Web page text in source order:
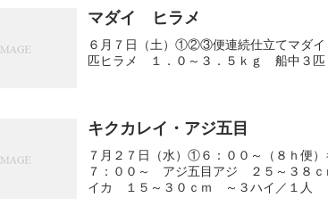
マダイ ヒラメ
６月７日（土）①②③便連続仕立てマダ
匹ヒラメ １．０～３．５ｋｇ 船中３匹
キクカレイ・アジ五目
７月２７日（水）①６：００～（８ｈ便
７：００～ アジ五目アジ ２５～３８
イカ １５～３０ｃｍ ～３ハイ／１人